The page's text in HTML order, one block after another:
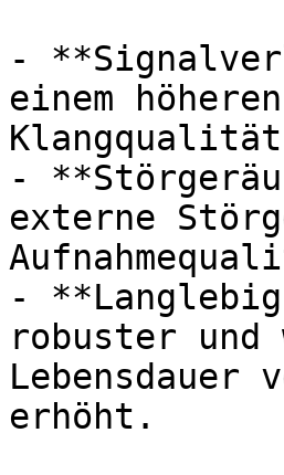
-
einem
-
externe
-
robuster
erhöht.